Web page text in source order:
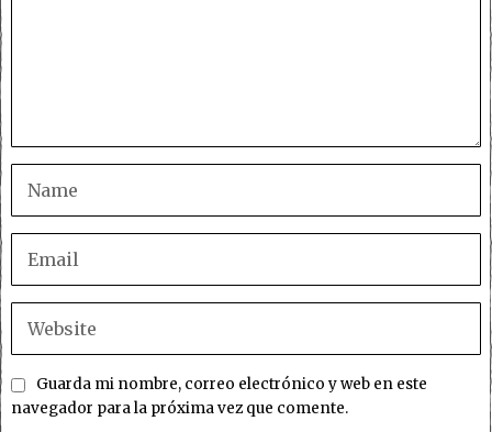
Guarda mi nombre, correo electrónico y web en este
navegador para la próxima vez que comente.